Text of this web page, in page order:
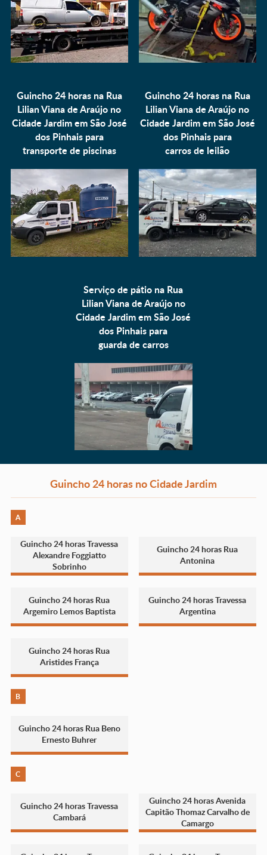
Guincho 24 horas na Rua
Lilian Viana de Araújo no
Cidade Jardim em São José
dos Pinhais para
transporte de piscinas
Guincho 24 horas na Rua
Lilian Viana de Araújo no
Cidade Jardim em São José
dos Pinhais para
carros de leilão
Serviço de pátio na Rua
Lilian Viana de Araújo no
Cidade Jardim em São José
dos Pinhais para
guarda de carros
Guincho 24 horas no Cidade Jardim
A
Guincho 24 horas Travessa
Alexandre Foggiatto
Sobrinho
Guincho 24 horas Rua
Antonina
Guincho 24 horas Rua
Argemiro Lemos Baptista
Guincho 24 horas Travessa
Argentina
Guincho 24 horas Rua
Aristides França
B
Guincho 24 horas Rua Beno
Ernesto Buhrer
C
Guincho 24 horas Travessa
Cambará
Guincho 24 horas Avenida
Capitão Thomaz Carvalho de
Camargo